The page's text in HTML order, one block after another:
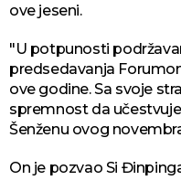
ove jeseni.
"U potpunosti
predsedavanja
ove godine. Sa svoje
spremnost da
Šenženu ovog
On je pozvao Si